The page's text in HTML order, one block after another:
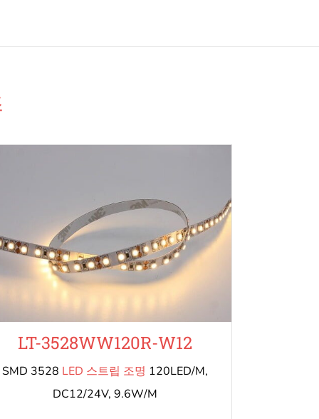
LT-3528WW120R-W12
SMD 3528 LED 스트립 조명 120LED/M,
DC12/24V, 9.6W/M